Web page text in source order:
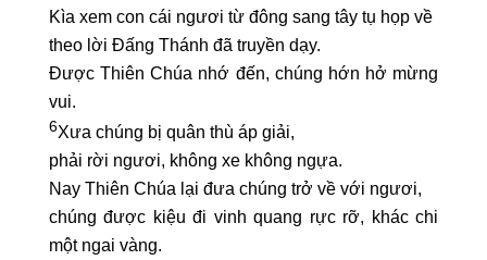
Kìa xem con cái ngươi từ đông sang tây tụ họp về
theo lời Đấng Thánh đã truyền dạy.
Được Thiên Chúa nhớ đến, chúng hớn hở mừng
vui.
6Xưa chúng bị quân thù áp giải,
phải rời ngươi, không xe không ngựa.
Nay Thiên Chúa lại đưa chúng trở về với ngươi,
chúng được kiệu đi vinh quang rực rỡ, khác chi
một ngai vàng.